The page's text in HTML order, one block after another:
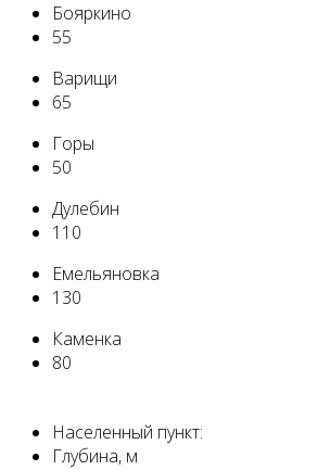
Бояркино
55
Варищи
65
Горы
50
Дулебин
110
Емельяновка
130
Каменка
80
Населенный пункт:
Глубина, м